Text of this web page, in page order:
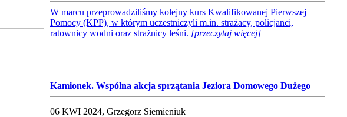
W marcu przeprowadziliśmy kolejny kurs Kwalifikowanej Pierwszej
Pomocy (KPP), w którym uczestniczyli m.in. strażacy, policjanci,
ratownicy wodni oraz strażnicy leśni. [przeczytaj więcej]
Kamionek. Wspólna akcja sprzątania Jeziora Domowego Dużego
06 KWI 2024, Grzegorz Siemieniuk